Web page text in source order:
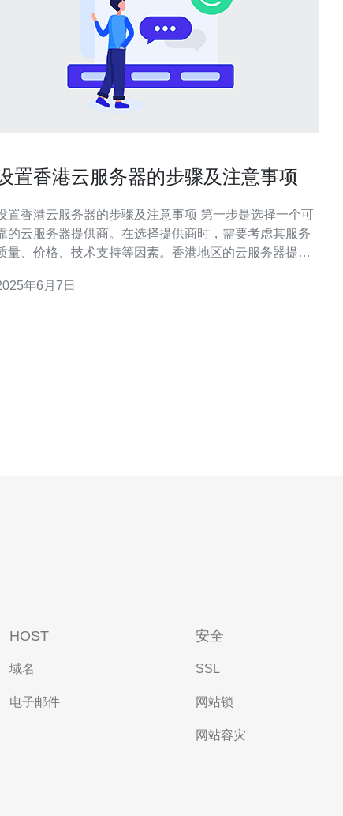
置香港云服务器的步骤及注意事项
置香港云服务器的步骤及注意事项 第一步是选择一个可
的云服务器提供商。在选择提供商时，需要考虑其服务
量、价格、技术支持等因素。香港地区的云服务器提供
提供商，就可以开始购买云服务器。在购买过程中，需
年6月7日
HOST
域名
电子邮件
安全
SSL
网站锁
网站容灾